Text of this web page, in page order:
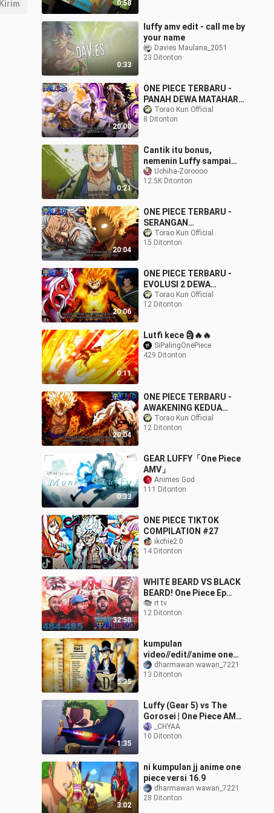
0:58
0:33
luffy amv edit - call me by
your name
Davies Maulana_2051
23 Ditonton
20:00
ONE PIECE TERBARU -
PANAH DEWA MATAHARI
LUFFY MENEMBUS
JANTUNG IMU! SENJATA
Torao Kun Official
8 Ditonton
0:21
Cantik itu bonus,
nemenin Luffy sampai
jadi raja bajak laut itu
harus:)
Uchiha-Zoroooo
12.5K Ditonton
20:04
ONE PIECE TERBARU -
SERANGAN
PENGHABISAN GABAN
SEBELUM MATI! IMU DAN
Torao Kun Official
15 Ditonton
20:06
ONE PIECE TERBARU -
EVOLUSI 2 DEWA
TERKUAT MEMBUAT IMU
TERKEJUT! LUFFY &
Torao Kun Official
12 Ditonton
0:11
Lutfi kece 🗿🔥🔥
SiPalingOnePiece
429 Ditonton
20:04
ONE PIECE TERBARU -
AWAKENING KEDUA
LUFFY MELEDAK UNTUK
MEMBANTU GABAN DARI
Torao Kun Official
12 Ditonton
0:33
GEAR LUFFY「One Piece
AMV」
Animes God
111 Ditonton
18:00
ONE PIECE TIKTOK
COMPILATION #27
ikchie2.0
14 Ditonton
32:50
WHITE BEARD VS BLACK
BEARD! One Piece Ep
484/485 Reaction
rt tv
12 Ditonton
5:35
kumpulan
video//edit//anime one
piece terbaru....
dharmawan wawan_7221
13 Ditonton
1:35
Luffy (Gear 5) vs The
Gorosei | One Piece AMV
I - 4K_CHYAA
10 Ditonton
3:02
ni kumpulan jj anime one
piece versi 16.9
dharmawan wawan_7221
28 Ditonton
Kirim